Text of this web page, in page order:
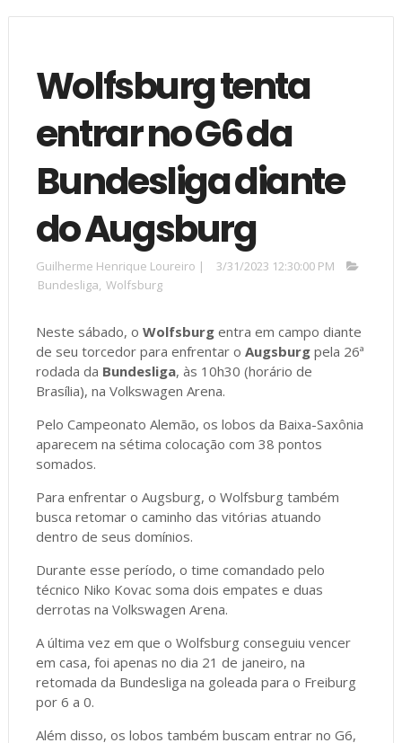
Wolfsburg tenta
entrar no G6 da
Bundesliga diante
do Augsburg
Guilherme Henrique Loureiro |
3/31/2023 12:30:00 PM
Bundesliga, Wolfsburg
Neste sábado, o Wolfsburg entra em campo diante
de seu torcedor para enfrentar o Augsburg pela 26ª
rodada da Bundesliga, às 10h30 (horário de
Brasília), na Volkswagen Arena.
Pelo Campeonato Alemão, os lobos da Baixa-Saxônia
aparecem na sétima colocação com 38 pontos
somados.
Para enfrentar o Augsburg, o Wolfsburg também
busca retomar o caminho das vitórias atuando
dentro de seus domínios.
Durante esse período, o time comandado pelo
técnico Niko Kovac soma dois empates e duas
derrotas na Volkswagen Arena.
A última vez em que o Wolfsburg conseguiu vencer
em casa, foi apenas no dia 21 de janeiro, na
retomada da Bundesliga na goleada para o Freiburg
por 6 a 0.
Além disso, os lobos também buscam entrar no G6,